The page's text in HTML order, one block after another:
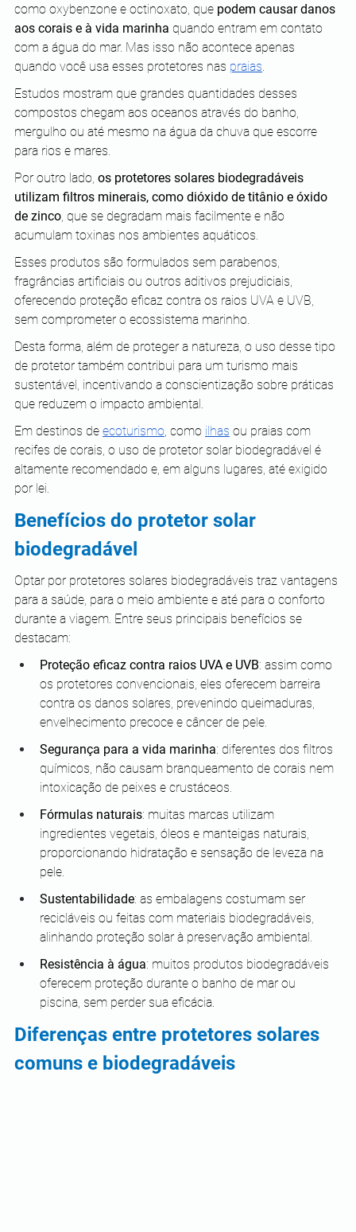
como oxybenzone e octinoxato, que podem causar danos
aos corais e à vida marinha quando entram em contato
com a água do mar. Mas isso não acontece apenas
quando você usa esses protetores nas praias.
Estudos mostram que grandes quantidades desses
compostos chegam aos oceanos através do banho,
mergulho ou até mesmo na água da chuva que escorre
para rios e mares.
Por outro lado, os protetores solares biodegradáveis
utilizam filtros minerais, como dióxido de titânio e óxido
de zinco, que se degradam mais facilmente e não
acumulam toxinas nos ambientes aquáticos.
Esses produtos são formulados sem parabenos,
fragrâncias artificiais ou outros aditivos prejudiciais,
oferecendo proteção eficaz contra os raios UVA e UVB,
sem comprometer o ecossistema marinho.
Desta forma, além de proteger a natureza, o uso desse tipo
de protetor também contribui para um turismo mais
sustentável, incentivando a conscientização sobre práticas
que reduzem o impacto ambiental.
Em destinos de ecoturismo, como ilhas ou praias com
recifes de corais, o uso de protetor solar biodegradável é
altamente recomendado e, em alguns lugares, até exigido
por lei.
Benefícios do protetor solar
biodegradável
Optar por protetores solares biodegradáveis traz vantagens
para a saúde, para o meio ambiente e até para o conforto
durante a viagem. Entre seus principais benefícios se
destacam:
Proteção eficaz contra raios UVA e UVB: assim como
os protetores convencionais, eles oferecem barreira
contra os danos solares, prevenindo queimaduras,
envelhecimento precoce e câncer de pele.
Segurança para a vida marinha: diferentes dos filtros
químicos, não causam branqueamento de corais nem
intoxicação de peixes e crustáceos.
Fórmulas naturais: muitas marcas utilizam
ingredientes vegetais, óleos e manteigas naturais,
proporcionando hidratação e sensação de leveza na
pele.
Sustentabilidade: as embalagens costumam ser
recicláveis ou feitas com materiais biodegradáveis,
alinhando proteção solar à preservação ambiental.
Resistência à água: muitos produtos biodegradáveis
oferecem proteção durante o banho de mar ou
piscina, sem perder sua eficácia.
Diferenças entre protetores solares
comuns e biodegradáveis